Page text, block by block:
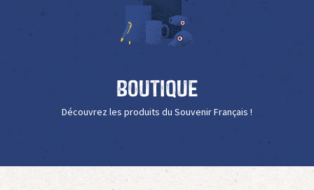
Boutique
Découvrez les produits du Souvenir Français !